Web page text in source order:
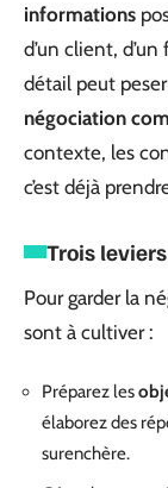
informations
d’un client,
détail peut
négociation
contexte, les
c’est déjà
Trois
Pour garder la
sont à cultiver :
Préparez les
élaborez des
surenchère.